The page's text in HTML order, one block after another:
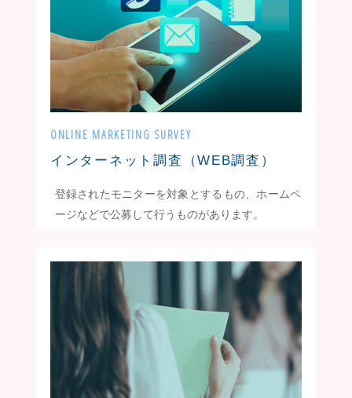
ONLINE MARKETING SURVEY
インターネット調査（WEB調査）
登録されたモニターを対象とするもの、ホームペ
ージなどで公募して行うものがあります。